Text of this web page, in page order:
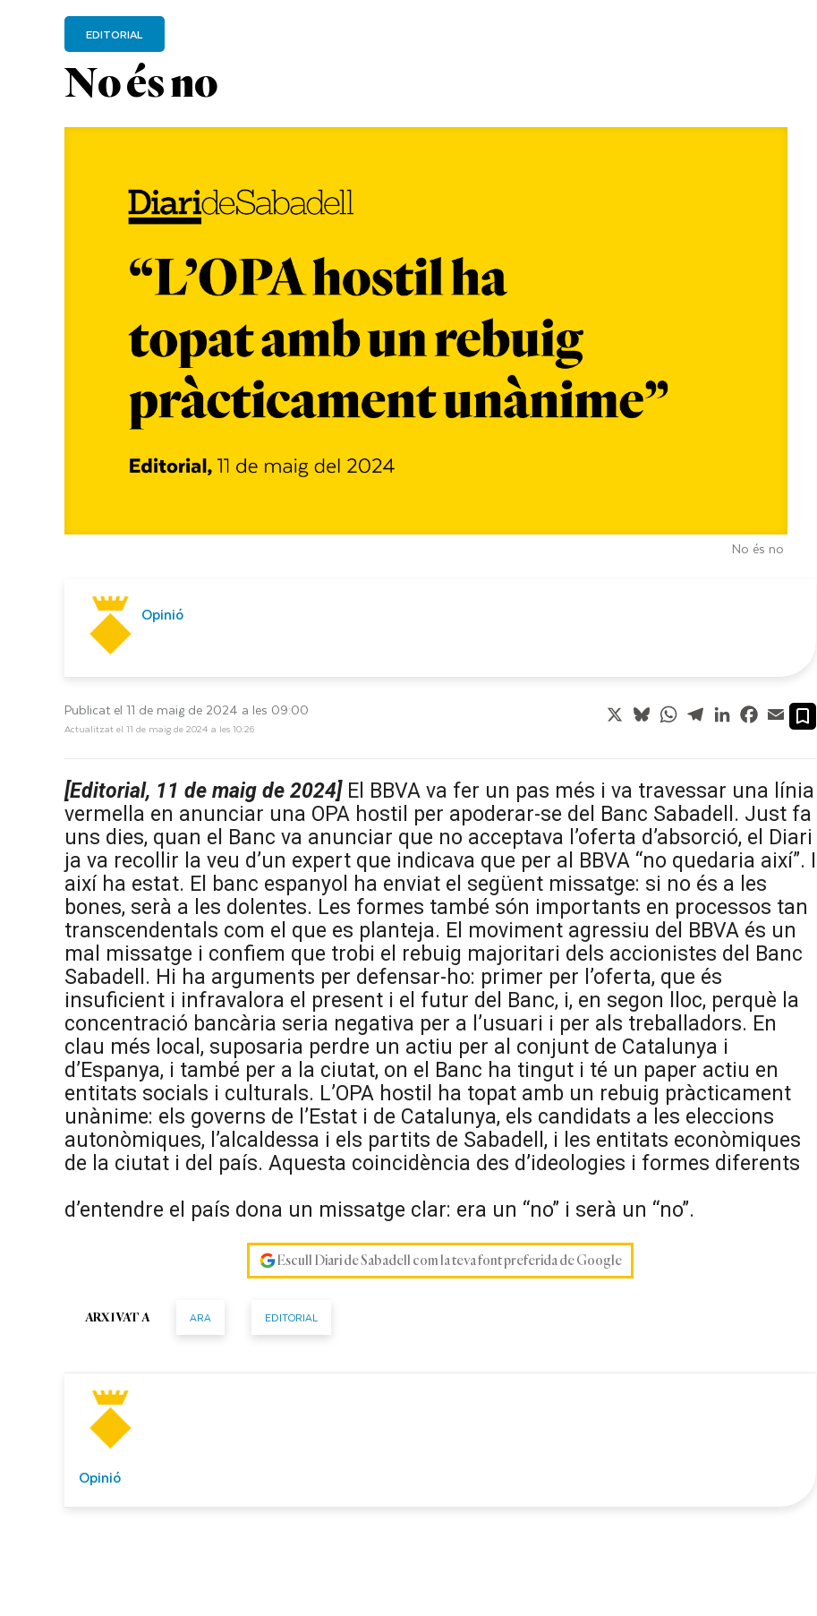
No és no
EDITORIAL
No és no
Opinió
Publicat el 11 de maig de 2024 a les 09:00
Actualitzat el 11 de maig de 2024 a les 10:26
X BlueskyWhatsApp
TelegramLinkedInFacebook
Email
[Editorial, 11 de maig de 2024]El BBVA va fer un pas més i va travessar una línia
vermella en anunciar una OPA hostil per apoderar-se del Banc Sabadell. Just fa
uns dies, quan el Banc va anunciar que no acceptava l’oferta d’absorció, el Diari
ja va recollir la veu d’un expert que indicava que per al BBVA “no quedaria així”. I
així ha estat. El banc espanyol ha enviat el següent missatge: si no és a les
bones, serà a les dolentes. Les formes també són importants en processos tan
transcendentals com el que es planteja. El moviment agressiu del BBVA és un
mal missatge i confiem que trobi el rebuig majoritari dels accionistes del Banc
Sabadell. Hi ha arguments per defensar-ho: primer per l’oferta, que és
insuficient i infravalora el present i el futur del Banc, i, en segon lloc, perquè la
concentració bancària seria negativa per a l’usuari i per als treballadors. En
clau més local, suposaria perdre un actiu per al conjunt de Catalunya i
d’Espanya, i també per a la ciutat, on el Banc ha tingut i té un paper actiu en
entitats socials i culturals. L’OPA hostil ha topat amb un rebuig pràcticament
unànime: els governs de l’Estat i de Catalunya, els candidats a les eleccions
autonòmiques, l’alcaldessa i els partits de Sabadell, i les entitats econòmiques
de la ciutat i del país. Aquesta coincidència des d’ideologies i formes diferents
d’entendre el país dona un missatge clar: era un “no” i serà un “no”.
Escull Diari de Sabadell com la teva font preferida de Google
ARXIVAT A ARA EDITORIAL
Opinió